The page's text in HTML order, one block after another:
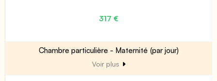
317 €
Chambre particulière - Maternité (par jour)
Voir plus